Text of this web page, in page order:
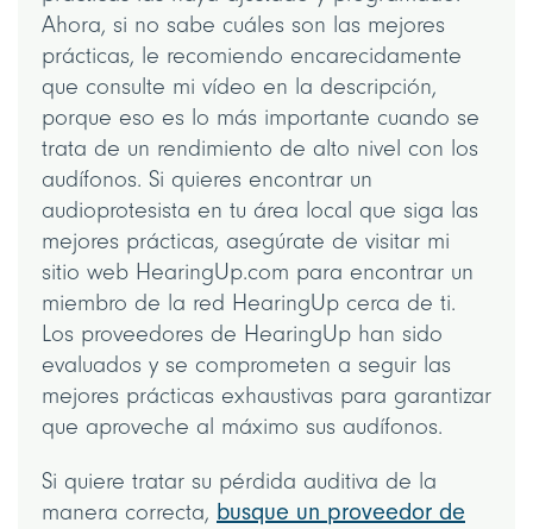
Ahora, si no sabe cuáles son las mejores
prácticas, le recomiendo encarecidamente
que consulte mi vídeo en la descripción,
porque eso es lo más importante cuando se
trata de un rendimiento de alto nivel con los
audífonos. Si quieres encontrar un
audioprotesista en tu área local que siga las
mejores prácticas, asegúrate de visitar mi
sitio web HearingUp.com para encontrar un
miembro de la red HearingUp cerca de ti.
Los proveedores de HearingUp han sido
evaluados y se comprometen a seguir las
mejores prácticas exhaustivas para garantizar
que aproveche al máximo sus audífonos.
Si quiere tratar su pérdida auditiva de la
manera correcta, busque un proveedor de